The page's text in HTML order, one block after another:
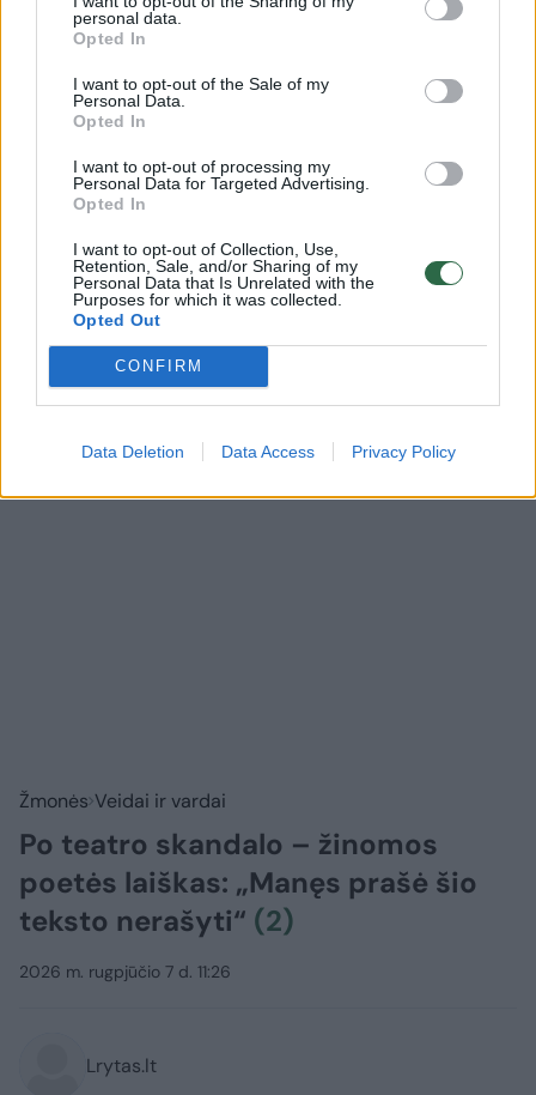
personal data.
Opted In
I want to opt-out of the Sale of my
Personal Data.
Opted In
I want to opt-out of processing my
Personal Data for Targeted Advertising.
Opted In
I want to opt-out of Collection, Use,
Retention, Sale, and/or Sharing of my
Personal Data that Is Unrelated with the
Purposes for which it was collected.
Opted Out
CONFIRM
Data Deletion Data Access Privacy Policy
Komentuoti po šiuo straipsniu
Komentuoti gali tik Lrytas registruoti vartotojai.
Prisijunkite prie registruotų vartotojų
Rodyti komentarus
Prisijungti komentatoriams
Žmonės Veidai ir vardai
Po teatro skandalo – žinomos
poetės laiškas: „Manęs prašė šio
teksto nerašyti“ (2)
2026 m. rugpjūčio 7 d. 11:26
Lrytas.lt